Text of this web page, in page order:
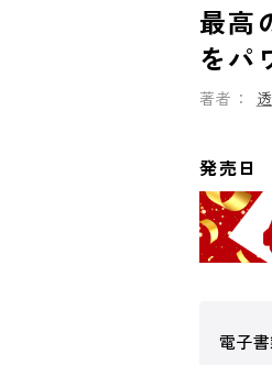
最高
をパ
著者：
発売日
電子